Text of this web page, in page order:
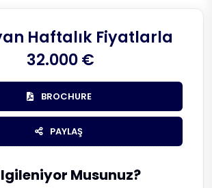
Haftalık Fiyatlarla
32.000 €
BROCHURE
PAYLAŞ
Musunuz?